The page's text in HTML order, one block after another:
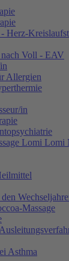
Herz-
Voll - EAV
Allergien
in
Lomi Lomi
Massage
Asthma